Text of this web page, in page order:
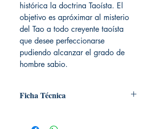
histórica la doctrina Taoísta. El
objetivo es apróximar al misterio
del Tao a todo creyente taoísta
que desee perfeccionarse
pudiendo alcanzar el grado de
hombre sabio.
Ficha Técnica
Editorial: Pluton